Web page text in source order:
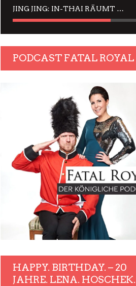
JING JING: IN-THAI RÄUMT WIEDER TITEL AB – EIN ZWEI-STUNDEN-ERLEBNISBERICHT
PODCAST FATAL ROYAL
HAPPY. BIRTHDAY. – 20
JAHRE. LENA. HOSCHEK.